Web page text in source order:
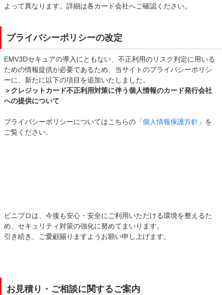
よって異なります。詳細は各カード会社へご確認ください。
プライバシーポリシーの改定
EMV3Dセキュアの導入にともない、不正利用のリスク判定に用いる
ための情報提供が必要であるため、当サイトのプライバシーポリシ
ーに、新たに以下の項目を追加いたしました。
＞クレジットカード不正利用対策に伴う個人情報のカード発行会社
への提供について
プライバシーポリシーについてはこちらの「個人情報保護方針 」を
ご覧ください。
ビニプロは、今後も安心・安全にご利用いただける環境を整えるた
め、セキュリティ対策の強化に努めてまいります。
引き続き、ご愛顧賜りますようお願い申し上げます。
お見積り・ご相談に関するご案内